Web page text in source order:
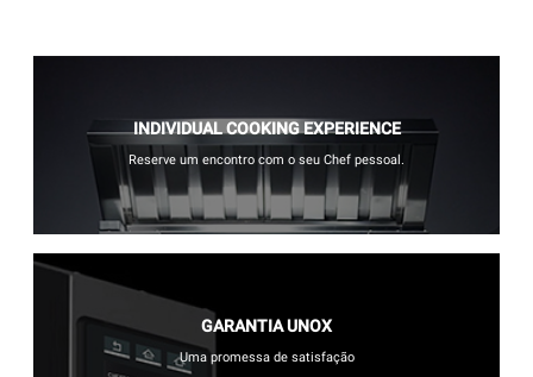
INDIVIDUAL COOKING EXPERIENCE
Reserve um encontro com o seu Chef pessoal.
GARANTIA UNOX
Uma promessa de satisfação